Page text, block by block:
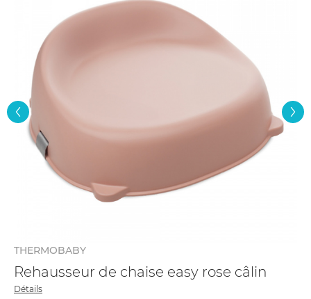
THERMOBABY
Rehausseur de chaise easy rose câlin
Détails